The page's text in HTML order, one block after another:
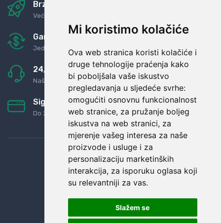
Mi koristimo kolačiće
Ova web stranica koristi kolačiće i
druge tehnologije praćenja kako
bi poboljšala vaše iskustvo
pregledavanja u sljedeće svrhe:
omogućiti osnovnu funkcionalnost
web stranice, za pružanje boljeg
iskustva na web stranici, za
mjerenje vašeg interesa za naše
proizvode i usluge i za
personalizaciju marketinških
interakcija, za isporuku oglasa koji
su relevantniji za vas.
Slažem se
Brza i sigurna dostava
Već za nekoliko dana kod vas
Garancija u povrat novaca
Jednostavno pravilo: Roba za novac
24/7 odlična podrška
Naši agenti uvijek na raspolaganju
Sigurno obročno plaćanje
Do 24 rata bez kamata